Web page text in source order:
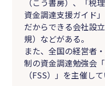
（こう書房）、「税
資金調達支援ガイド
だからできる会社設
規）などがある。
また、全国の経営者
制の資金調達勉強会
（FSS）」を主催して